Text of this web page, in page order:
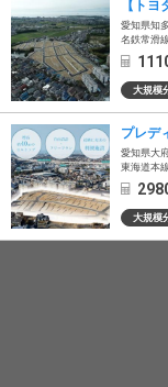
【ト
愛知県知
名鉄常滑
大規模
プレデ
愛知県大
東海道本
大規模